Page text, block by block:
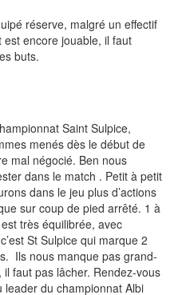
réserve, malgré un effectif
encore jouable, il faut
buts.
Saint Sulpice,
menés dès le début de
mal négocié. Ben nous
dans le match . Petit à petit
dans le jeu plus d’actions
sur coup de pied arrêté. 1 à
très équilibrée, avec
St Sulpice qui marque 2
Ils nous manque pas grand-
faut pas lâcher. Rendez-vous
du championnat Albi